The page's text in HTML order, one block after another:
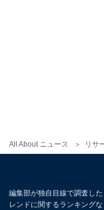
All About ニュース リサ
第1位は、『銀河鉄
全21巻。星野鉄郎
宇宙を旅するロマ
編集部が独自目線で調査し
レンドに関するランキング